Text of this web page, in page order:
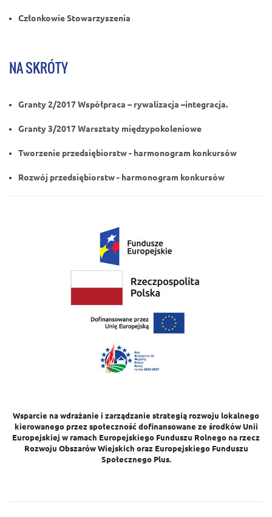
Członkowie Stowarzyszenia
NA SKRÓTY
Granty 2/2017 Współpraca – rywalizacja –integracja.
Granty 3/2017 Warsztaty międzypokoleniowe
Tworzenie przedsiębiorstw - harmonogram konkursów
Rozwój przedsiębiorstw - harmonogram konkursów
Wsparcie na wdrażanie i zarządzanie strategią rozwoju lokalnego
kierowanego przez społeczność dofinansowane ze środków Unii
Europejskiej w ramach Europejskiego Funduszu Rolnego na rzecz
Rozwoju Obszarów Wiejskich oraz Europejskiego Funduszu
Społecznego Plus.